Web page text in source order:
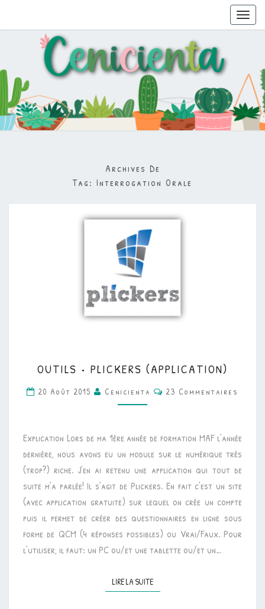
Archives De
Tag: Interrogation Orale
•
PLICKERS
(APPLICATION)
OUTILS • PLICKERS (APPLICATION)
20 Août 2015 Cenicienta Commentaires
23 Commentaires
Explication Lors de ma 1ère année de formation MAF l’année
dernière, nous avons eu un module sur le numérique très
(trop?) riche. J’en ai retenu une application qui tout de
suite m’a parlée! Il s’agit de Plickers. En fait c’est un site
(avec application gratuite) sur lequel on crée un compte
puis il permet de créer des questionnaires en ligne sous
forme de QCM (4 réponses possibles) ou Vrai/Faux. Pour
l’utiliser, il faut: un PC ou/et une tablette ou/et un…
LIRE LA SUITELIRE LA SUITE